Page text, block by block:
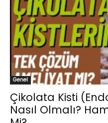
Genel
Çikolata Kisti
Nasıl Olmalı?